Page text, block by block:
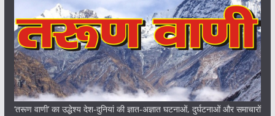
‘तरूण वाणी‘ का उद्धेश्य देश-दुनियां की ज्ञात-अज्ञात घटनाओं, दुर्घटनाओं और समाचारों